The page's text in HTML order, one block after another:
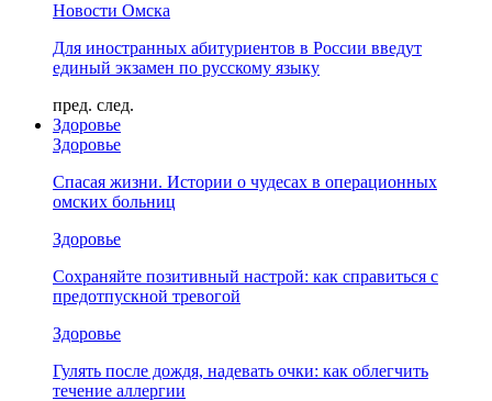
Новости Омска
Для иностранных абитуриентов в России введут
единый экзамен по русскому языку
пред. след.
Здоровье
Здоровье
Спасая жизни. Истории о чудесах в операционных
омских больниц
Здоровье
Сохраняйте позитивный настрой: как справиться с
предотпускной тревогой
Здоровье
Гулять после дождя, надевать очки: как облегчить
течение аллергии